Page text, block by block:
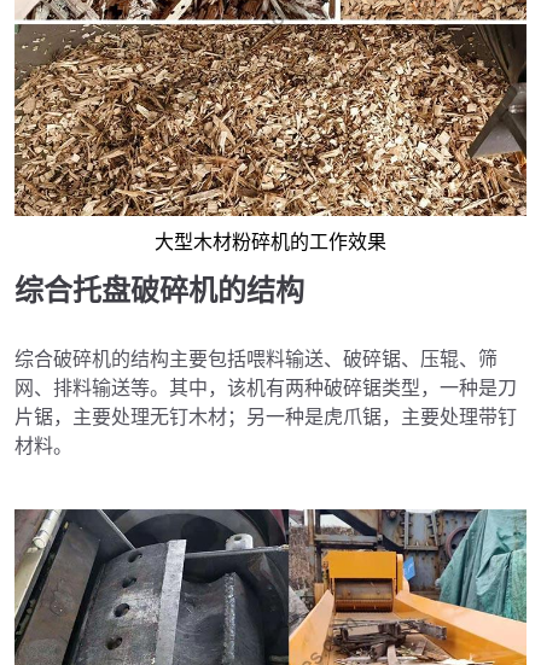
大型木材粉碎机的工作效果
综合托盘破碎机的结构
综合破碎机的结构主要包括喂料输送、破碎锯、压辊、筛
网、排料输送等。其中，该机有两种破碎锯类型，一种是刀
片锯，主要处理无钉木材；另一种是虎爪锯，主要处理带钉
材料。